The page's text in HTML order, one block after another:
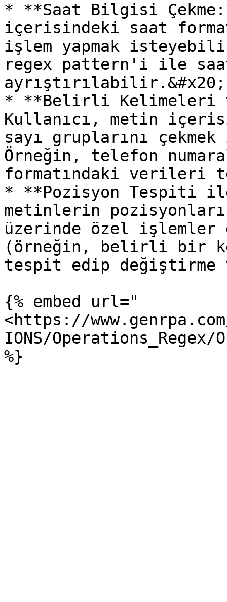
* **Saat Bilgisi
içerisindeki saat
işlem yapmak
regex pattern'i ile
ayrıştırılabilir.&#x20;
* **Belirli Kelimeleri
Kullanıcı, metin
sayı gruplarını
Örneğin, telefon
formatındaki verileri
* **Pozisyon Tespiti
metinlerin
üzerinde özel
(örneğin, belirli bir
tespit edip değiştirme
{% embed url="
<https://
IONS/Operations_Regex/